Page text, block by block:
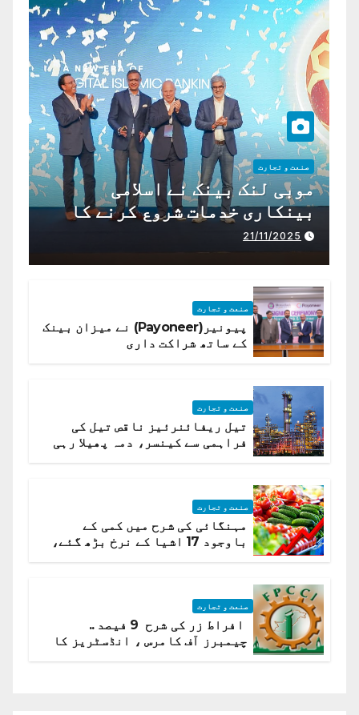
صنعت و تجارت
موبی لنک بینک نے اسلامی
بینکاری خدمات شروع کرنے کا
اعلان کیا ہے،
21/11/2025
صنعت و تجارت
پیونیر(Payoneer) نے میزان بینک
کے ساتھ شراکت داری
صنعت و تجارت
تیل ریفائنرئیز ناقص تیل کی
فراہمی سے کینسر، دمہ پھیلا رہی
صنعت و تجارت
مہنگائی کی شرح میں کمی کے
باوجود 17 اشیا کے نرخ بڑھ گئے،
صنعت و تجارت
افراط زر کی شرح 9 فیصد ..
چیمبرز آف کامرس ، انڈسٹریز کا